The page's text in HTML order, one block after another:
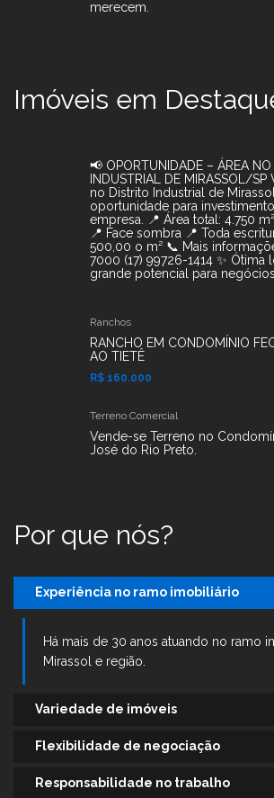
merecem.
Imóveis em
📢 OPORTUNIDADE – ÁREA NO
INDUSTRIAL DE MIRASSOL/
no Distrito Industrial de
oportunidade para
empresa. 📍 Área total: 4.750
📍 Face sombra 📍 Toda
500,00 o m² 📞 Mais
7000 (17) 99726-1414 ✨ Ótima
grande potencial para
Ranchos
RANCHO EM CONDOMÍNIO
AO TIETÊ
R$ 160.000
Terreno Comercial
Vende-se Terreno no
José do Rio Preto.
Por que nós?
Experiência no ramo imobiliário
Há mais de 30 anos atuando no ramo
Mirassol e região.
Variedade de imóveis
Flexibilidade de negociação
Responsabilidade no trabalho